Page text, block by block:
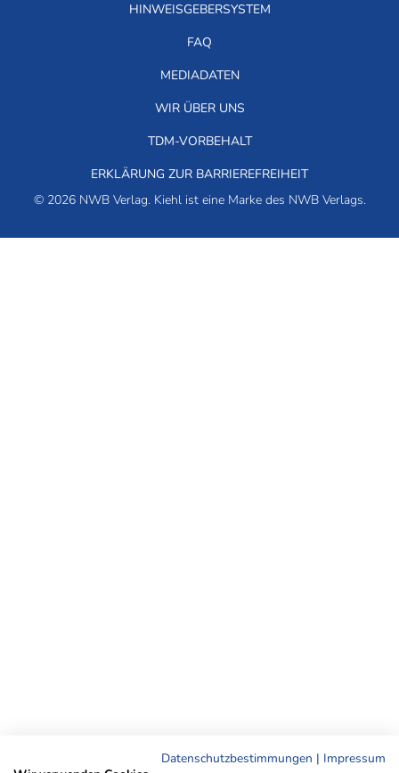
Datenschutzbestimmungen | Impressum
© 2026 NWB Verlag. Kiehl ist eine Marke des NWB Verlags.
HINWEISGEBERSYSTEM
FAQ
MEDIADATEN
WIR ÜBER UNS
TDM-VORBEHALT
ERKLÄRUNG ZUR BARRIEREFREIHEIT